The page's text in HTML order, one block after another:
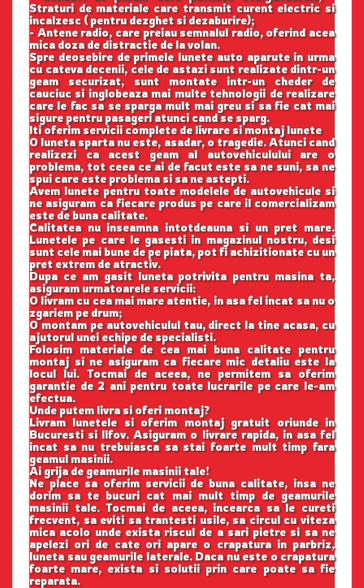
Straturi de materiale care transmit curent electric si
incalzesc ( pentru dezghet si dezaburire);
- Antene radio, care preiau semnalul radio, oferind acea
mica doza de distractie de la volan.
Spre deosebire de primele lunete auto aparute in urma
cu cateva decenii, cele de astazi sunt realizate dintr-un
geam securizat, sunt montate intr-un cheder de
cauciuc si inglobeaza mai multe tehnologii de realizare
care le fac sa se sparga mult mai greu si sa fie cat mai
sigure pentru pasageri atunci cand se sparg.
Iti oferim servicii complete de livrare si montaj lunete
O luneta sparta nu este, asadar, o tragedie. Atunci cand
realizezi ca acest geam al autovehiculului are o
problema, tot ceea ce ai de facut este sa ne suni, sa ne
spui care este problema si sa ne astepti.
Avem lunete pentru toate modelele de autovehicule si
ne asiguram ca fiecare produs pe care il comercializam
este de buna calitate.
Calitatea nu inseamna intotdeauna si un pret mare.
Lunetele pe care le gasesti in magazinul nostru, desi
sunt cele mai bune de pe piata, pot fi achizitionate cu un
pret extrem de atractiv.
Dupa ce am gasit luneta potrivita pentru masina ta,
asiguram urmatoarele servicii:
O livram cu cea mai mare atentie, in asa fel incat sa nu o
zgariem pe drum;
O montam pe autovehiculul tau, direct la tine acasa, cu
ajutorul unei echipe de specialisti.
Folosim materiale de cea mai buna calitate pentru
montaj si ne asiguram ca fiecare mic detaliu este la
locul lui. Tocmai de aceea, ne permitem sa oferim
garantie de 2 ani pentru toate lucrarile pe care le-am
efectua.
Unde putem livra si oferi montaj?
Livram lunetele si oferim montaj gratuit oriunde in
Bucuresti si Ilfov. Asiguram o livrare rapida, in asa fel
incat sa nu trebuiasca sa stai foarte mult timp fara
geamul masinii.
Ai grija de geamurile masinii tale!
Ne place sa oferim servicii de buna calitate, insa ne
dorim sa te bucuri cat mai mult timp de geamurile
masinii tale. Tocmai de aceea, incearca sa le cureti
frecvent, sa eviti sa trantesti usile, sa circul cu viteza
mica acolo unde exista riscul de a sari pietre si sa ne
apelezi ori de cate ori apare o crapatura in parbriz,
luneta sau geamurile laterale. Daca nu este o crapatura
foarte mare, exista si solutii prin care poate sa fie
reparata.